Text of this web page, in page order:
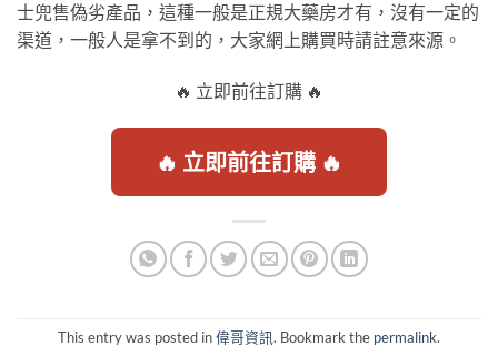
士兜售偽劣產品，這種一般是正規大藥房才有，沒有一定的
渠道，一般人是拿不到的，大家網上購買時請註意來源。
🔥 立即前往訂購 🔥
🔥 立即前往訂購 🔥
This entry was posted in偉哥資訊. Bookmark the permalink.